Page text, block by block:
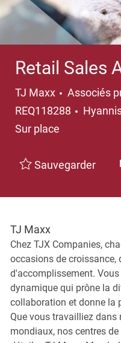
Retail Sales
TJ Maxx Catégorie
Associés
REQ118288
Sur place
Sauvegarder
TJ Maxx
Chez TJX Companies,
occasions de croissance,
d'accomplissement.
dynamique qui prône la
collaboration et donne la
Que vous travailliez
mondiaux, nos centres